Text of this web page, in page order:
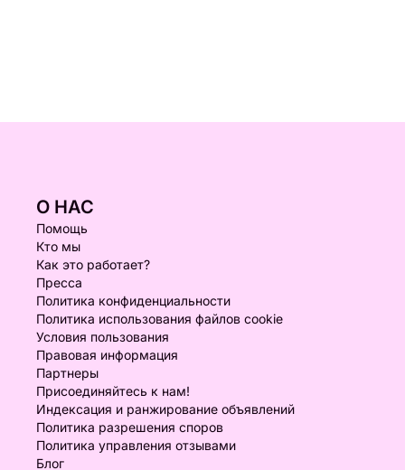
О НАС
Помощь
Кто мы
Как это работает?
Пресса
Политика конфиденциальности
Политика использования файлов cookie
Условия пользования
Правовая информация
Партнеры
Присоединяйтесь к нам!
Индексация и ранжирование объявлений
Политика разрешения споров
Политика управления отзывами
Блог